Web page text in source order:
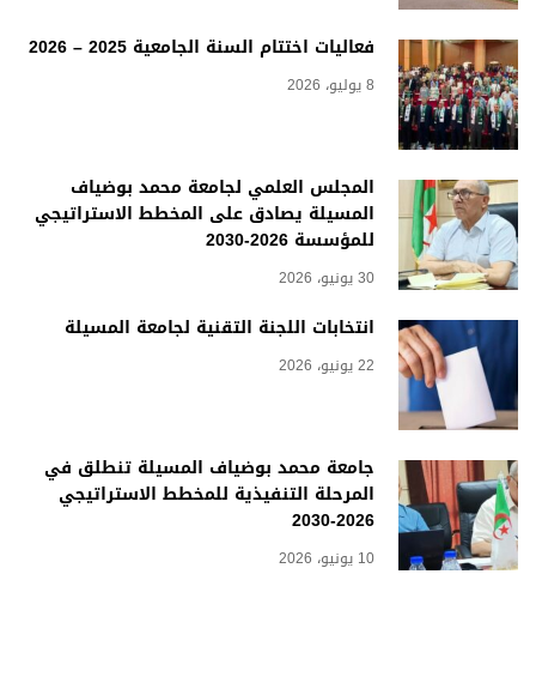
فعاليات اختتام السنة الجامعية 2025 – 2026
8 يوليو، 2026
المجلس العلمي لجامعة محمد بوضياف
المسيلة يصادق على المخطط الاستراتيجي
للمؤسسة 2026-2030
30 يونيو، 2026
انتخابات اللجنة التقنية لجامعة المسيلة
22 يونيو، 2026
جامعة محمد بوضياف المسيلة تنطلق في
المرحلة التنفيذية للمخطط الاستراتيجي
2026-2030
10 يونيو، 2026